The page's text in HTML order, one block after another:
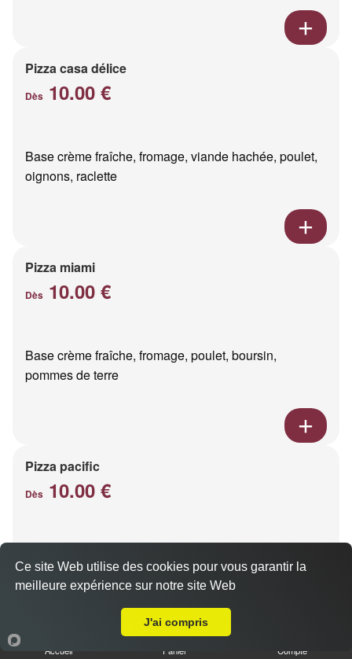
Pizza casa délice
Dès 10.00 €
Base crème fraîche, fromage, viande hachée, poulet,
oignons, raclette
Pizza miami
Dès 10.00 €
Base crème fraîche, fromage, poulet, boursin,
pommes de terre
Pizza pacific
Dès 10.00 €
Accueil Panier Compte
Ce site Web utilise des cookies pour vous garantir la
meilleure expérience sur notre site Web
J'ai compris